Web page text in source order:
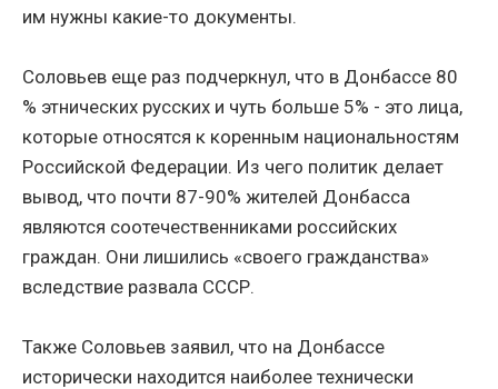
им нужны какие-то документы.
Соловьев еще раз подчеркнул, что в Донбассе 80
% этнических русских и чуть больше 5% - это лица,
которые относятся к коренным национальностям
Российской Федерации. Из чего политик делает
вывод, что почти 87-90% жителей Донбасса
являются соотечественниками российских
граждан. Они лишились «своего гражданства»
вследствие развала СССР.
Также Соловьев заявил, что на Донбассе
исторически находится наиболее технически